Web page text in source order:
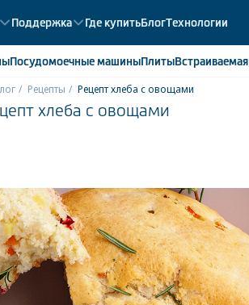
Поддержка Где купитьБлогТехнологии
ПосудомоечныемашиныПлитыВстраиваемая
1
Рецепты Рецепт хлеба с овощами
хлеба с овощами